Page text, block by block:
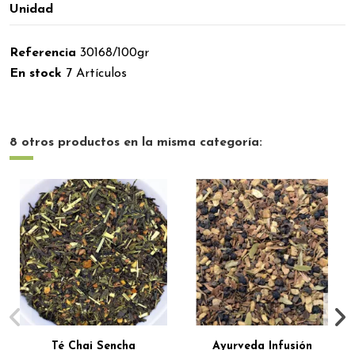
Unidad
Referencia 30168/100gr
En stock 7 Artículos
8 otros productos en la misma categoría:
Té Chai Sencha
Ayurveda Infusión